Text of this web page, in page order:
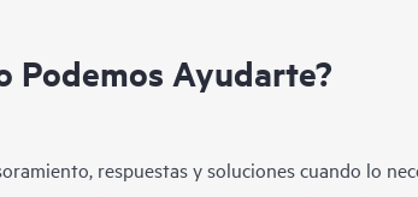
Podemos Ayudarte?
respuestas y soluciones cuando lo